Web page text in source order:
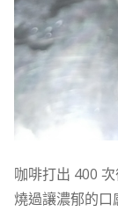
咖啡打出 400
燒過讓濃郁的